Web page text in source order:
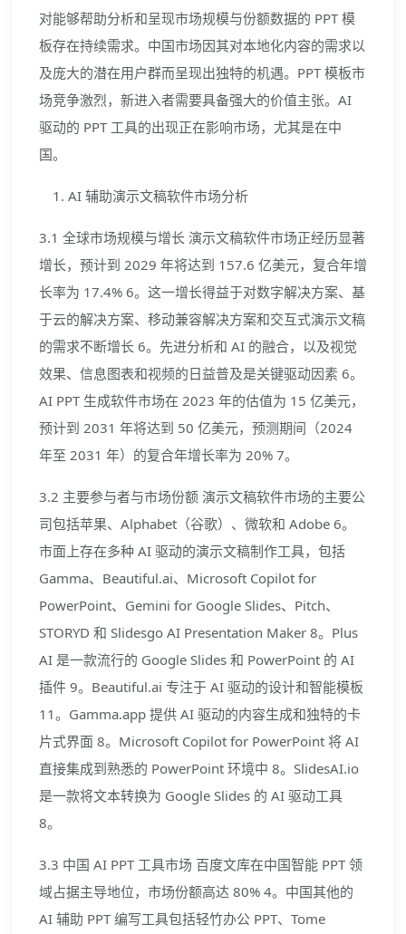
对能够帮助分析和呈现市场规模与份额数据的 PPT 模
板存在持续需求。中国市场因其对本地化内容的需求以
及庞大的潜在用户群而呈现出独特的机遇。PPT 模板市
场竞争激烈，新进入者需要具备强大的价值主张。AI
驱动的 PPT 工具的出现正在影响市场，尤其是在中
国。
AI 辅助演示文稿软件市场分析
3.1 全球市场规模与增长 演示文稿软件市场正经历显著
增长，预计到 2029 年将达到 157.6 亿美元，复合年增
长率为 17.4% 6。这一增长得益于对数字解决方案、基
于云的解决方案、移动兼容解决方案和交互式演示文稿
的需求不断增长 6。先进分析和 AI 的融合，以及视觉
效果、信息图表和视频的日益普及是关键驱动因素 6。
AI PPT 生成软件市场在 2023 年的估值为 15 亿美元，
预计到 2031 年将达到 50 亿美元，预测期间（2024
年至 2031 年）的复合年增长率为 20% 7。
3.2 主要参与者与市场份额 演示文稿软件市场的主要公
司包括苹果、Alphabet（谷歌）、微软和 Adobe 6。
市面上存在多种 AI 驱动的演示文稿制作工具，包括
Gamma、Beautiful.ai、Microsoft Copilot for
PowerPoint、Gemini for Google Slides、Pitch、
STORYD 和 Slidesgo AI Presentation Maker 8。Plus
AI 是一款流行的 Google Slides 和 PowerPoint 的 AI
插件 9。Beautiful.ai 专注于 AI 驱动的设计和智能模板
11。Gamma.app 提供 AI 驱动的内容生成和独特的卡
片式界面 8。Microsoft Copilot for PowerPoint 将 AI
直接集成到熟悉的 PowerPoint 环境中 8。SlidesAI.io
是一款将文本转换为 Google Slides 的 AI 驱动工具
8。
3.3 中国 AI PPT 工具市场 百度文库在中国智能 PPT 领
域占据主导地位，市场份额高达 80% 4。中国其他的
AI 辅助 PPT 编写工具包括轻竹办公 PPT、Tome